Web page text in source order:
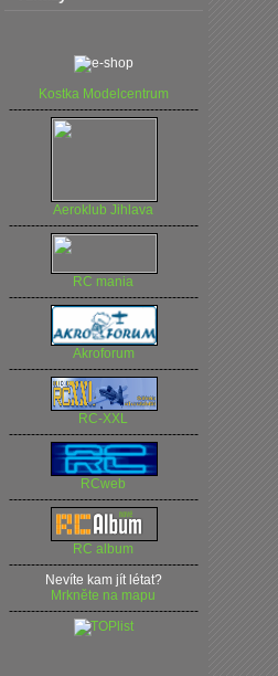
Kostka Modelcentrum
-------------------------------------------
Aeroklub Jihlava
-------------------------------------------
RC mania
-------------------------------------------
Akroforum
-------------------------------------------
RC-XXL
-------------------------------------------
RCweb
-------------------------------------------
RC album
-------------------------------------------
Nevíte kam jít létat?
Mrkněte na mapu
-------------------------------------------